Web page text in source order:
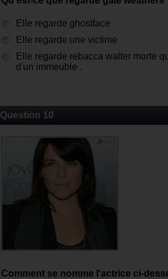
Elle regarde ghostface
Elle regarde une victime
Elle regarde rebacca walter morte
d'un immeuble .
Question 10
Comment se nomme l'actrice ci-